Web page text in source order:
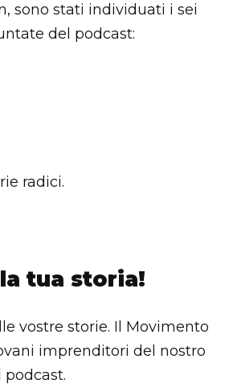
sono stati individuati i sei
del podcast:
radici.
tua storia!
vostre storie. Il Movimento
imprenditori del nostro